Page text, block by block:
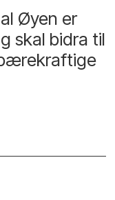
Øyen er
skal bidra til